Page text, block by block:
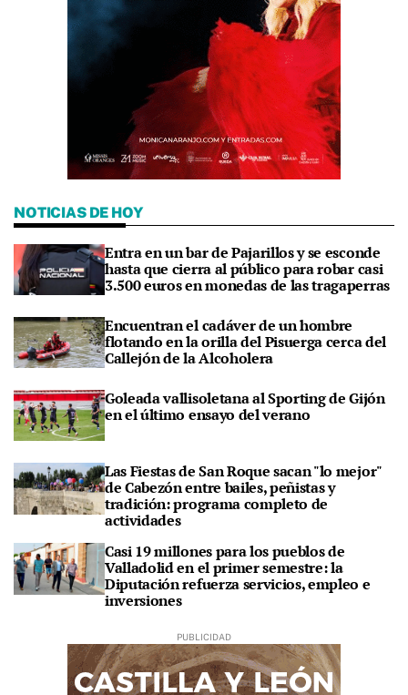
NOTICIAS DE HOY
Entra en un bar de Pajarillos y se esconde
hasta que cierra al público para robar casi
3.500 euros en monedas de las tragaperras
Encuentran el cadáver de un hombre
flotando en la orilla del Pisuerga cerca del
Callejón de la Alcoholera
Goleada vallisoletana al Sporting de Gijón
en el último ensayo del verano
Las Fiestas de San Roque sacan "lo mejor"
de Cabezón entre bailes, peñistas y
tradición: programa completo de
actividades
Casi 19 millones para los pueblos de
Valladolid en el primer semestre: la
Diputación refuerza servicios, empleo e
inversiones